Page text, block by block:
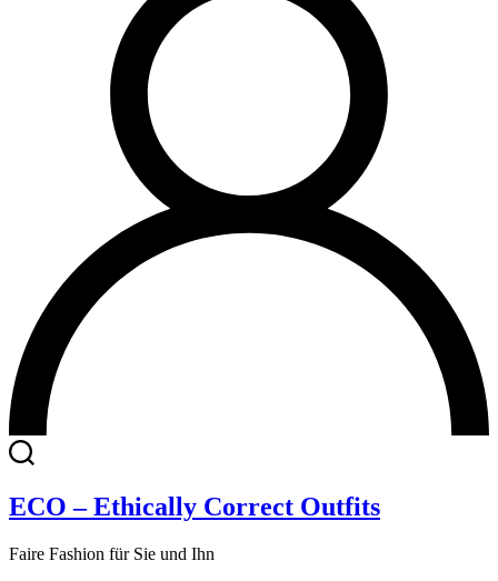
ECO – Ethically Correct Outfits
Faire Fashion für Sie und Ihn